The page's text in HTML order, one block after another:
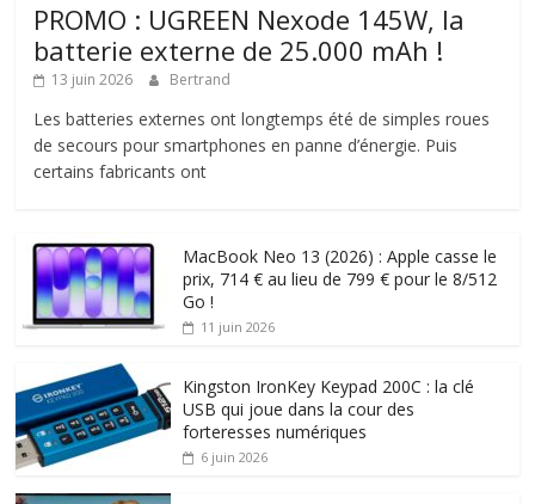
PROMO : UGREEN Nexode 145W, la
batterie externe de 25.000 mAh !
13 juin 2026 Bertrand
Les batteries externes ont longtemps été de simples roues
de secours pour smartphones en panne d’énergie. Puis
certains fabricants ont
MacBook Neo 13 (2026) : Apple casse le
prix, 714 € au lieu de 799 € pour le 8/512
Go !
11 juin 2026
Kingston IronKey Keypad 200C : la clé
USB qui joue dans la cour des
forteresses numériques
6 juin 2026